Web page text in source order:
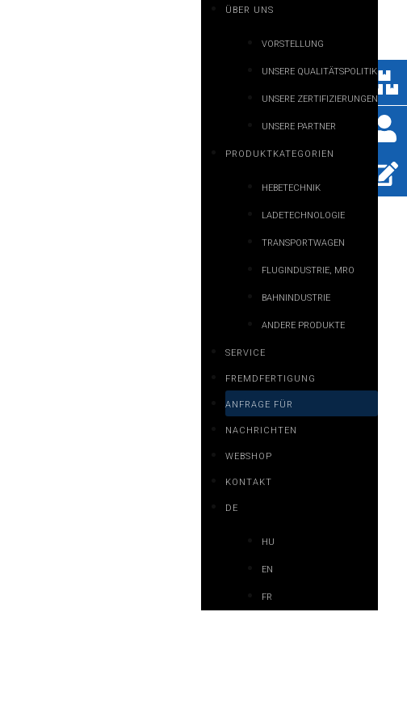
ÜBER UNS
VORSTELLUNG
UNSERE QUALITÄTSPOLITIK
UNSERE ZERTIFIZIERUNGEN
UNSERE PARTNER
PRODUKTKATEGORIEN
HEBETECHNIK
LADETECHNOLOGIE
TRANSPORTWAGEN
FLUGINDUSTRIE, MRO
BAHNINDUSTRIE
ANDERE PRODUKTE
SERVICE
FREMDFERTIGUNG
ANFRAGE FÜR
NACHRICHTEN
WEBSHOP
KONTAKT
DE
HU
EN
FR